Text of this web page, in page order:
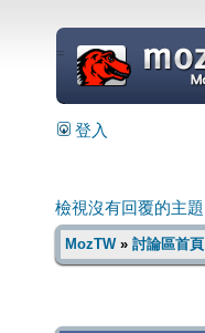
=
登入
檢視沒有回覆的主題
MozTW» 討論區首頁